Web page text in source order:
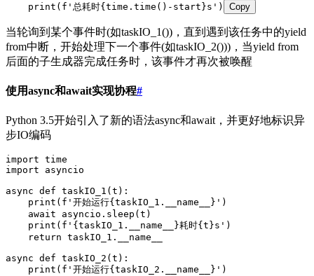
    print
( f '总耗时{ time. time () - start }s' ) Copy
当轮询到某个事件时(如taskIO_1())，直到遇到该任务中的yield
from中断，开始处理下一个事件(如taskIO_2()))，当yield from
后面的子生成器完成任务时，该事件才再次被唤醒
使用async和await实现协程#
Python 3.5开始引入了新的语法async和await，并更好地标识异
步IO编码
import time
import asyncio
async def taskIO_1 ( t ) :
    print
( f '开始运行{ taskIO_1. __name__} ' )
    await
asyncio . sleep ( t )
    print
( f ' { taskIO_1. __name__}耗时{ t }s' )
    return
taskIO_1 .
__name__
async def taskIO_2 ( t ) :
    print
( f '开始运行{ taskIO_2. __name__} ' )